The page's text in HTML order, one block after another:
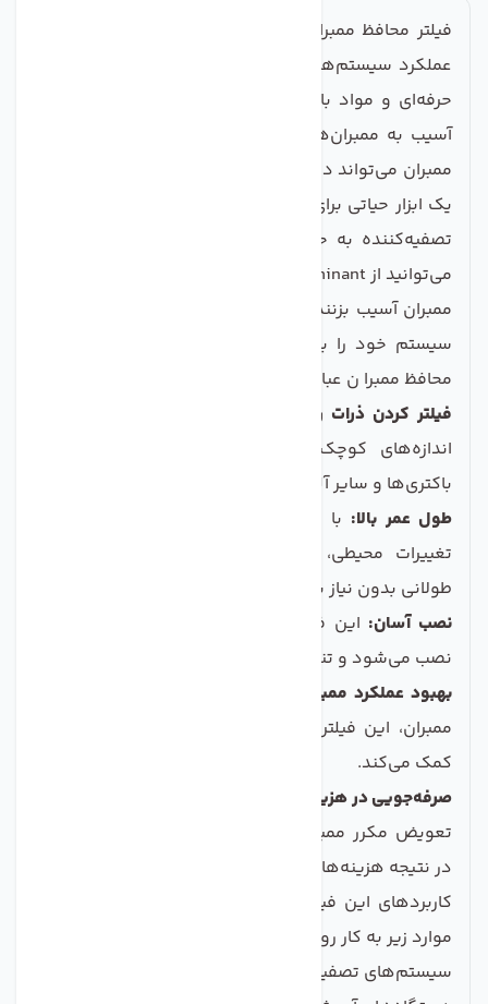
فیلتر محافظ ممبران یک راه‌حل نوآورانه برای بهینه‌سازی
عملکرد سیستم‌های تصفیه آب است. این فیلتر با طراحی
حرفه‌ای و مواد با کیفیت بالا، به هدف اطمینان از عدم
آسیب به ممبران‌های حساس کمک می‌کند. فیلتر محافظ
ممبران می‌تواند در بسیاری از سیستم‌ها استعمال شود و
یک ابزار حیاتی برای حفظ کیفیت آب و عمر مفید تجهیزات
تصفیه‌کننده به حساب می‌آید. با استفاده از این فیلتر،
ممبران آسیب بزنند، محافظت کنید و به این ترتیب کارایی
سیستم خود را بهبود بخشید. ویژگی‌های کلیدی فیلتر
محافظ ممبرا ن عبارتند از:
فیلتر کردن ذرات ریز:
اندازه‌های کوچک را حذف می‌کند و می‌تواند شامل
باکتری‌ها و سایر آلودگی‌ها باشد.
طول عمر بالا: با کیفیت ساخت بالا و مقاومت در برابر
تغییرات محیطی، فیلتر محافظ ممبران می‌تواند مدتی
طولانی بدون نیاز به تعویض کار کند.
نصب آسان: این فیلتر به راحتی در سیستم‌های موجود
نصب می‌شود و تنظیم آن نیازی به تخصص خاصی ندارد.
بهبود عملکرد ممبران:
ممبران، این فیلتر به بهبود کارایی و عمر مفید ممبران
کمک می‌کند.
صرفه‌جویی در هزینه‌ها:
تعویض مکرر ممبران‌های گران‌قیمت کاهش می‌یابد، که
در نتیجه هزینه‌های نگهداری را به شدت کاهش می‌دهد.
کاربردهای این فیلتر بسیار گسترده است و می‌تواند در
موارد زیر به کار رود:
سیستم‌های تصفیه آب صنعتی و خانگی